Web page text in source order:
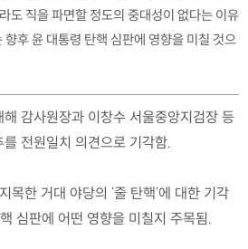
도 직을 파면할 정도의 중대성이 없다는 이유
후 윤 대통령 탄핵 심판에 영향을 미칠 것으
해 감사원장과 이창수 서울중앙지검장 등
전원일치 의견으로 기각함.
목한 거대 야당의 '줄 탄핵'에 대한 기각
심판에 어떤 영향을 미칠지 주목됨.